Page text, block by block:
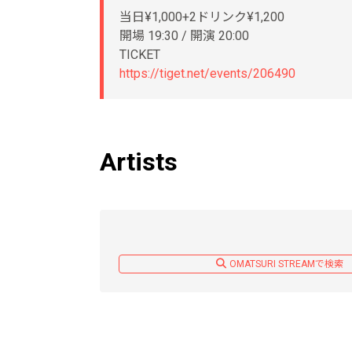
当日¥1,000+2ドリンク¥1,200
開場 19:30 / 開演 20:00
TICKET
https://tiget.net/events/206490
Artists
OMATSURI STREAMで検索